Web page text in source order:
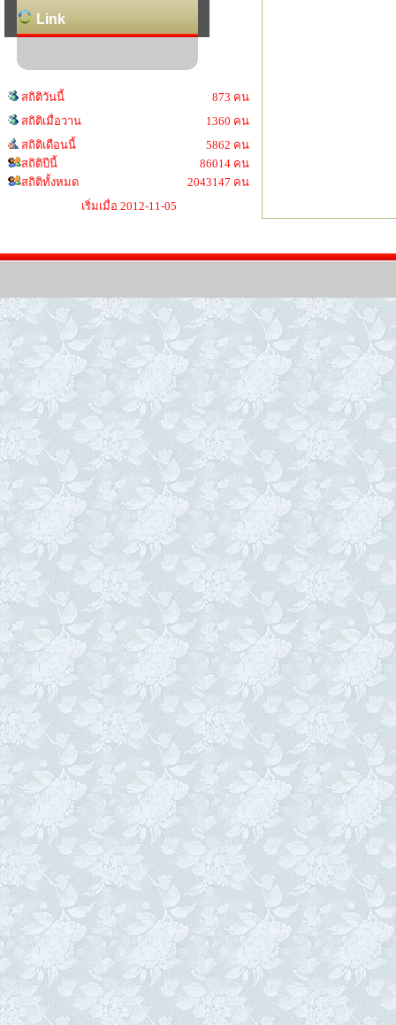
Link
สถิติวันนี้
873 คน
สถิติเมื่อวาน
1360 คน
สถิติเดือนนี้
สถิติปีนี้
สถิติทั้งหมด
5862 คน
86014 คน
2043147 คน
เริ่มเมื่อ 2012-11-05